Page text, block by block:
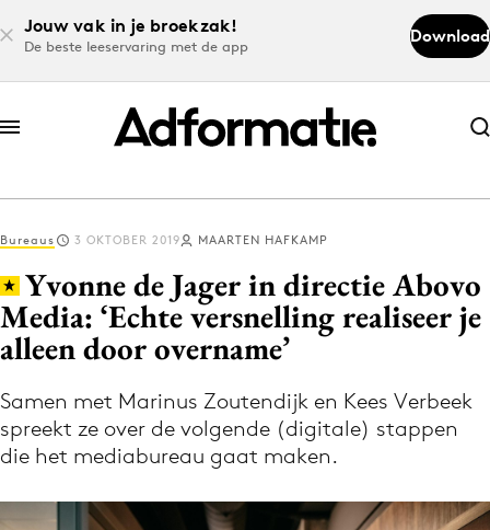
Jouw vak in je broekzak!
De beste leeservaring met de app
Download
Abonneer nu
Abonneer nu
Log in
Download de app
Volg het laatste nieuws via de Adformatie
Nieuws app
Bureaus 3 OKTOBER 2019 MAARTEN HAFKAMP
Yvonne de Jager in directie Abovo
Media: ‘Echte versnelling realiseer je
alleen door overname’
Samen met Marinus Zoutendijk en Kees Verbeek
spreekt ze over de volgende (digitale) stappen
die het mediabureau gaat maken.